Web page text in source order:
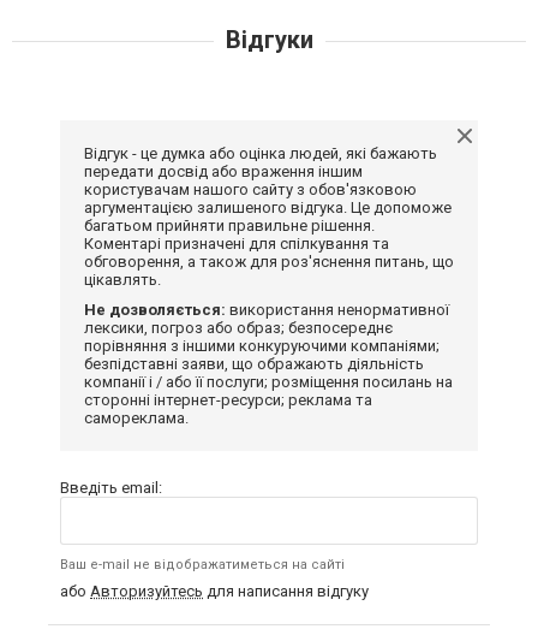
Відгуки
Відгук - це думка або оцінка людей, які бажають
передати досвід або враження іншим
користувачам нашого сайту з обов'язковою
аргументацією залишеного відгука. Це допоможе
багатьом прийняти правильне рішення.
Коментарі призначені для спілкування та
обговорення, а також для роз'яснення питань, що
цікавлять.
Не дозволяється: використання ненормативної
лексики, погроз або образ; безпосереднє
порівняння з іншими конкуруючими компаніями;
безпідставні заяви, що ображають діяльність
компанії і / або її послуги; розміщення посилань на
сторонні інтернет-ресурси; реклама та
самореклама.
Введіть email:
Ваш e-mail не відображатиметься на сайті
або Авторизуйтесь для написання відгуку